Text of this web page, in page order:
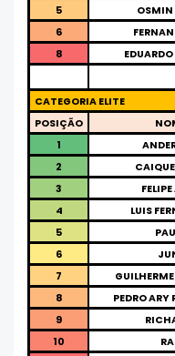
5
OSMIN
6
8
CATEGORIA ELITE
POSIÇÃO
1
2
3
4
LUIS
5
6
7
8
PEDRO
9
10